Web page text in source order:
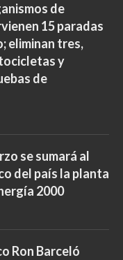
de
15 paradas
eliminan tres,
y
de
se sumará al
del país la planta
2000
Ron Barceló